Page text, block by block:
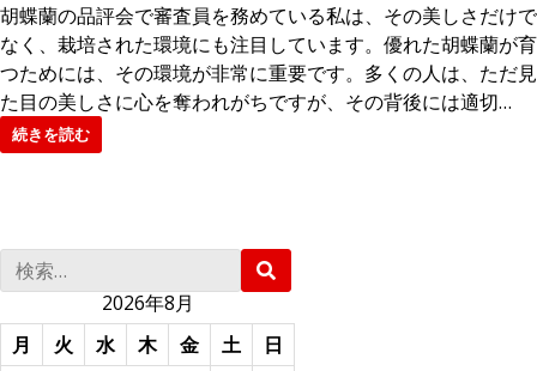
胡蝶蘭の品評会で審査員を務めている私は、その美しさだけで
なく、栽培された環境にも注目しています。優れた胡蝶蘭が育
つためには、その環境が非常に重要です。多くの人は、ただ見
た目の美しさに心を奪われがちですが、その背後には適切…
続きを読む
検
索
索
2026年8月
月
火 水 木 金 土
日